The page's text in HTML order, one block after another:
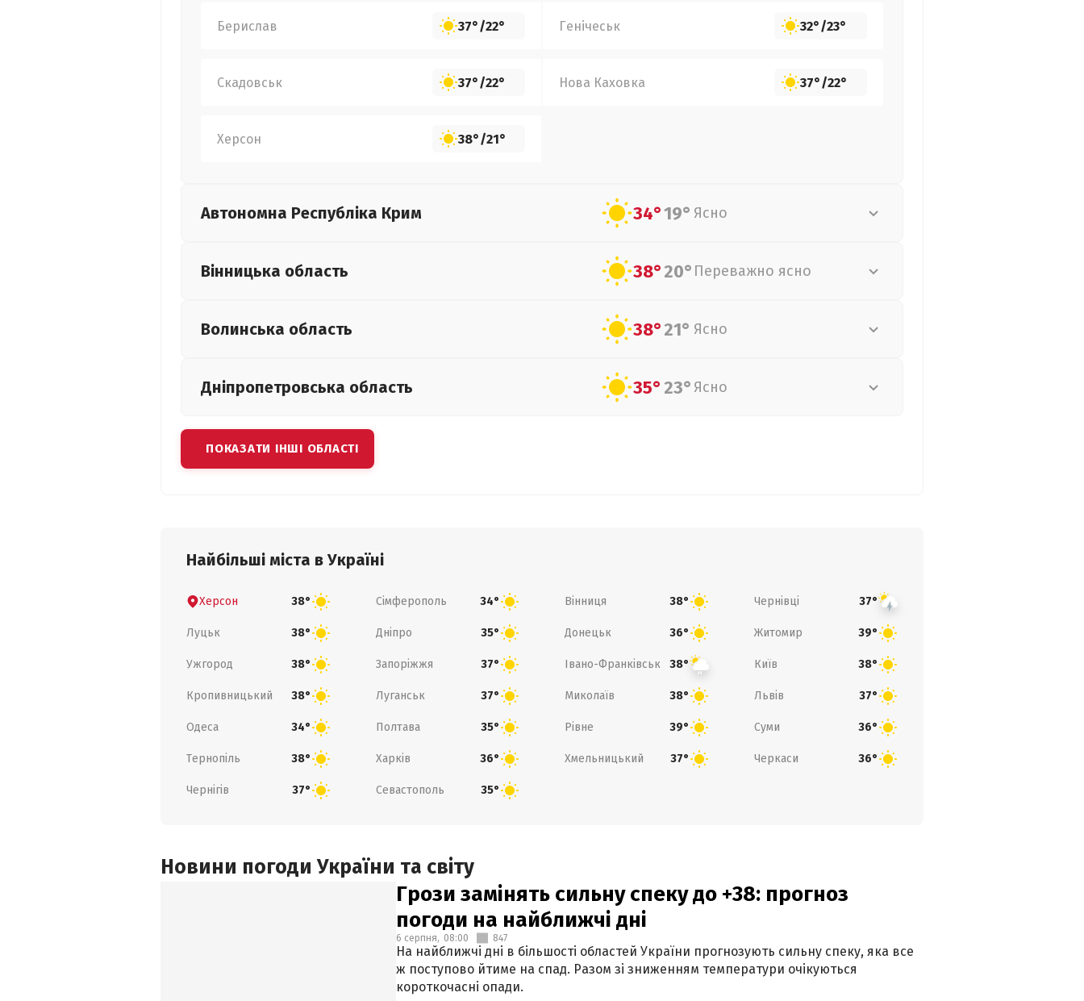
Берислав 37°/22° Генічеськ 32°/23°
Скадовськ 37°/22° Нова Каховка 37°/22°
Херсон 38°/21°
Автономна Республіка Крим 34°19° Ясно
Вінницька область 38°20° Переважно ясно
Волинська область 38°21° Ясно
Дніпропетровська область 35°23° Ясно
ПОКАЗАТИ ІНШІ ОБЛАСТІ
Найбільші міста в Україні
Херсон 38° Сімферополь 34° Вінниця 38° Чернівці 37°
Луцьк 38° Дніпро 35° Донецьк 36° Житомир 39°
Ужгород 38° Запоріжжя 37° Івано-Франківськ 38° Київ 38°
Кропивницький 38° Луганськ 37° Миколаїв 38° Львів 37°
Одеса 34° Полтава 35° Рівне 39° Суми 36°
Тернопіль 38° Харків 36° Хмельницький 37° Черкаси 36°
Чернігів 37° Севастополь 35°
Новини погоди України та світу
Грози замінять сильну спеку до +38: прогноз
погоди на найближчі дні
6 серпня, 08:00 847
На найближчі дні в більшості областей України прогнозують сильну спеку, яка все
ж поступово йтиме на спад. Разом зі зниженням температури очікуються
короткочасні опади.